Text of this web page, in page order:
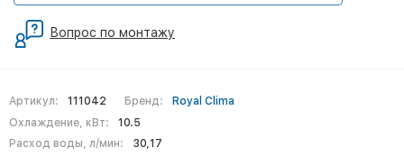
Артикул: 111042 Бренд:
Royal Clima
Охлаждение, кВт:
10.5
Расход воды, л/мин:
30,17
Вопрос по монтажу